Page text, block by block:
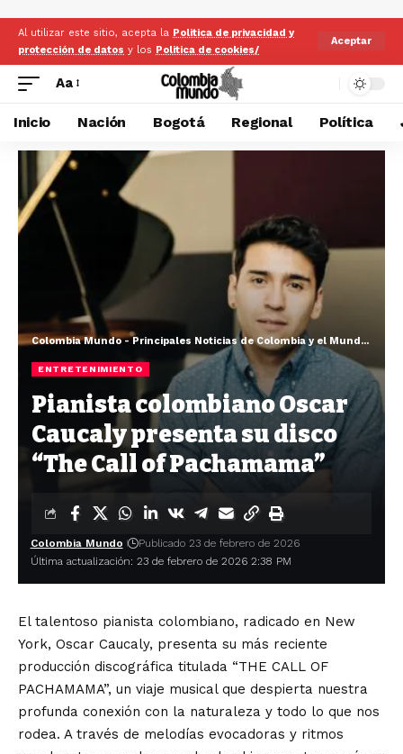
Al utilizar este sitio, acepta la Politica de privacidad y
protección de datos y los Politica de cookies/
Aceptar
Aa
Inicio Nación Bogotá Regional Política
Colombia Mundo - Principales Noticias de Colombia y el Mundo Hoy
ENTRETENIMIENTO
Pianista colombiano Oscar
Caucaly presenta su disco
“The Call of Pachamama”
Última actualización: 23 de febrero de 2026 2:38 PM
Colombia Mundo Publicado 23 de febrero de 2026
El talentoso pianista colombiano, radicado en New
York, Oscar Caucaly, presenta su más reciente
producción discográfica titulada “THE CALL OF
PACHAMAMA”, un viaje musical que despierta nuestra
profunda conexión con la naturaleza y todo lo que nos
rodea. A través de melodías evocadoras y ritmos